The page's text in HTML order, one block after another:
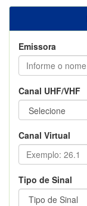
Emissora
Canal UHF/VHF
Canal Virtual
Tipo de Sinal